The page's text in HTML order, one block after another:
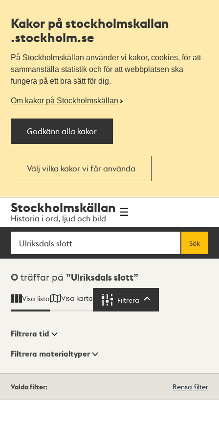
Kakor på stockholmskallan
.stockholm.se
På Stockholmskällan använder vi kakor, cookies, för att
sammanställa statistik och för att webbplatsen ska
fungera på ett bra sätt för dig.
Om kakor på Stockholmskällan
Godkänn alla kakor
Välj vilka kakor vi får använda
navigationen
huvudinnehållet
Stockholmskällan
Historia i ord, ljud och bild
Sök
Sök
Sökresultat
0 träffar på Ulriksdals slott
Visa lista Visa karta Filtrera
Visningsläge
Filtrera tid
Filtrera materialtyper
träffar
Valda filter: Rensa filter